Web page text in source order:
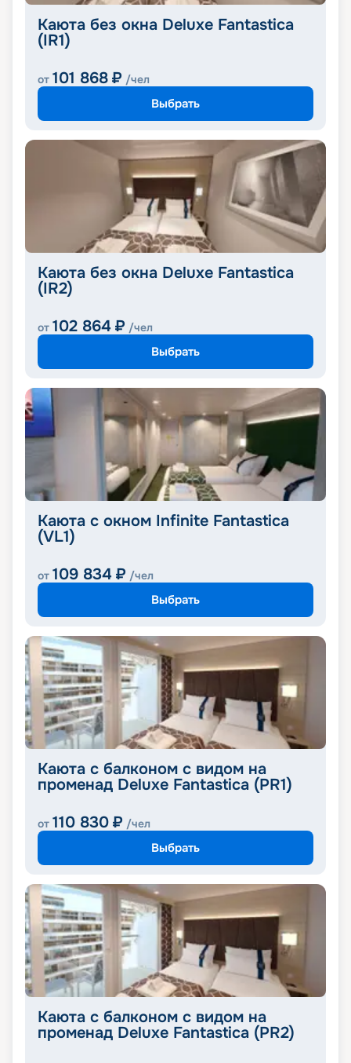
Каюта без окна Deluxe Fantastica
(IR1)
от 101 868 ₽ /чел
Выбрать
Каюта без окна Deluxe Fantastica
(IR2)
от 102 864 ₽ /чел
Выбрать
Каюта с окном Infinite Fantastica
(VL1)
от 109 834 ₽ /чел
Выбрать
Каюта с балконом с видом на
променад Deluxe Fantastica (PR1)
от 110 830 ₽ /чел
Выбрать
Каюта с балконом с видом на
променад Deluxe Fantastica (PR2)